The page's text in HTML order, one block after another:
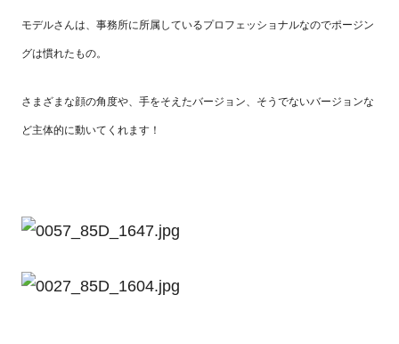
モデルさんは、事務所に所属しているプロフェッショナルなのでポージン
グは慣れたもの。
さまざまな顔の角度や、手をそえたバージョン、そうでないバージョンな
ど主体的に動いてくれます！